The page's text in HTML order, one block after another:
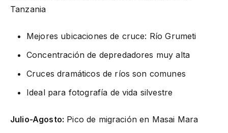
Tanzania
Mejores ubicaciones de cruce: Río Grumeti
Concentración de depredadores muy alta
Cruces dramáticos de ríos son comunes
Ideal para fotografía de vida silvestre
Julio-Agosto: Pico de migración en Masai Mara